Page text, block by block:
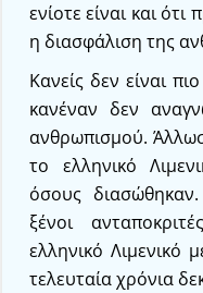
ενίοτε είναι και
η διασφάλιση της
Κανείς δεν είναι
κανέναν δεν
ανθρωπισμού.
το ελληνικό
όσους
ξένοι
ελληνικό Λιμενικό
τελευταία χρόνια